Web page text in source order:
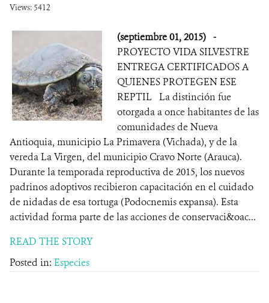
Views: 5412
(septiembre 01, 2015) -
PROYECTO VIDA SILVESTRE
ENTREGA CERTIFICADOS A
QUIENES PROTEGEN ESE
REPTIL La distinción fue
otorgada a once habitantes de las
comunidades de Nueva
Antioquia, municipio La Primavera (Vichada), y de la
vereda La Virgen, del municipio Cravo Norte (Arauca).
Durante la temporada reproductiva de 2015, los nuevos
padrinos adoptivos recibieron capacitación en el cuidado
de nidadas de esa tortuga (Podocnemis expansa). Esta
actividad forma parte de las acciones de conservaci&oac...
READ THE STORY
Posted in: Especies